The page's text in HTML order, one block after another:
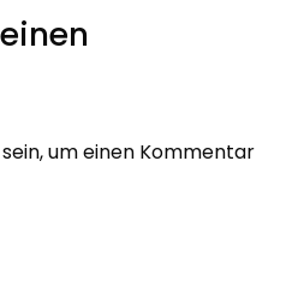
sein, um einen Kommentar